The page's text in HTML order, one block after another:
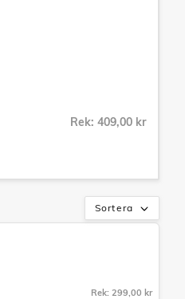
Rek: 409,00 kr
Sortera
Rek: 299,00 kr